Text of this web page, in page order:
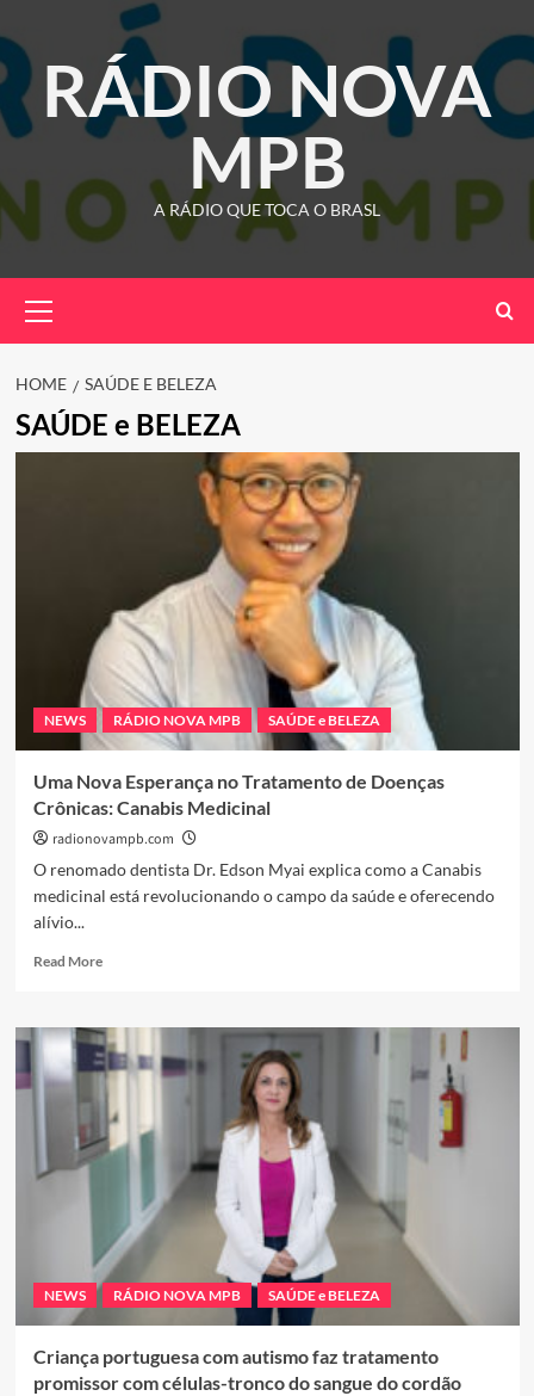
to
contentRÁDIO NOVA
MPB
A RÁDIO QUE TOCA O BRASL
Menu
HOME SAÚDE E BELEZA
SAÚDE e BELEZA
NEWS RÁDIO NOVA MPB SAÚDE e BELEZA
Uma Nova Esperança no Tratamento de Doenças
Crônicas: Canabis Medicinal
radionovampb.com
O renomado dentista Dr. Edson Myai explica como a Canabis
medicinal está revolucionando o campo da saúde e oferecendo
alívio...
Read MoreRead
Uma
Nova
Esperança
no
Tratamento
de
Canabis
Medicinal
NEWS RÁDIO NOVA MPB SAÚDE e BELEZA
Criança portuguesa com autismo faz tratamento
promissor com células-tronco do sangue do cordão